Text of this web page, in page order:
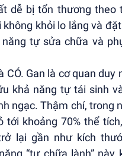
dễ bị tổn thương theo
khỏi lo lắng và
tự sửa chữa và
CÓ. Gan là cơ quan
khả năng tự tái sinh
ngạc. Thậm chí, trong
tới khoảng 70% thể
lại gần như kích
“tự chữa lành” này